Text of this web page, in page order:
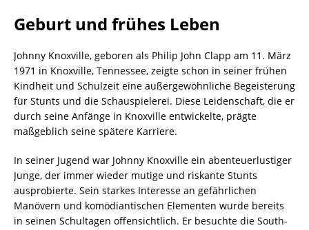
Geburt und frühes Leben
Johnny Knoxville, geboren als Philip John Clapp am 11. März
1971 in Knoxville, Tennessee, zeigte schon in seiner frühen
Kindheit und Schulzeit eine außergewöhnliche Begeisterung
für Stunts und die Schauspielerei. Diese Leidenschaft, die er
durch seine Anfänge in Knoxville entwickelte, prägte
maßgeblich seine spätere Karriere.
In seiner Jugend war Johnny Knoxville ein abenteuerlustiger
Junge, der immer wieder mutige und riskante Stunts
ausprobierte. Sein starkes Interesse an gefährlichen
Manövern und komödiantischen Elementen wurde bereits
in seinen Schultagen offensichtlich. Er besuchte die South-